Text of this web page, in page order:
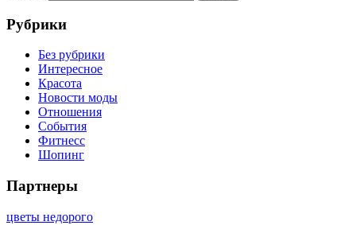
Рубрики
Без рубрики
Интересное
Красота
Новости моды
Отношения
События
Фитнесс
Шопинг
Партнеры
цветы недорого